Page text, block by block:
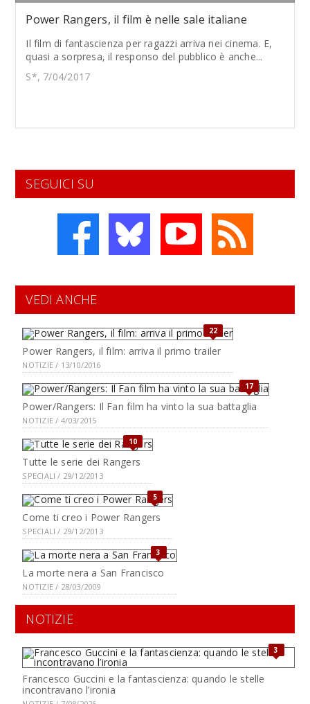
Power Rangers, il film è nelle sale italiane
Il film di fantascienza per ragazzi arriva nei cinema. E,
quasi a sorpresa, il responso del pubblico è anche...
S*, 7/04/2017
SEGUICI SU
VEDI ANCHE
22
Power Rangers, il film: arriva il primo trailer
NOTIZIE / 13/10/2016
17
Power/Rangers: Il Fan film ha vinto la sua battaglia
NOTIZIE / 4/03/2015
10
Tutte le serie dei Rangers
SPECIALI / 29/12/2013
5
Come ti creo i Power Rangers
SPECIALI / 29/12/2013
3
La morte nera a San Francisco
NOTIZIE / 28/03/2009
NOTIZIE
3
Francesco Guccini e la fantascienza: quando le stelle
incontravano l’ironia